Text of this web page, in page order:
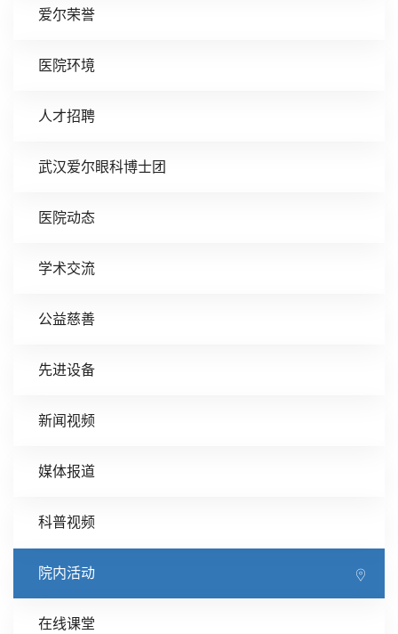
爱尔荣誉
医院环境
人才招聘
武汉爱尔眼科博士团
医院动态
学术交流
公益慈善
先进设备
新闻视频
媒体报道
科普视频
院内活动
在线课堂